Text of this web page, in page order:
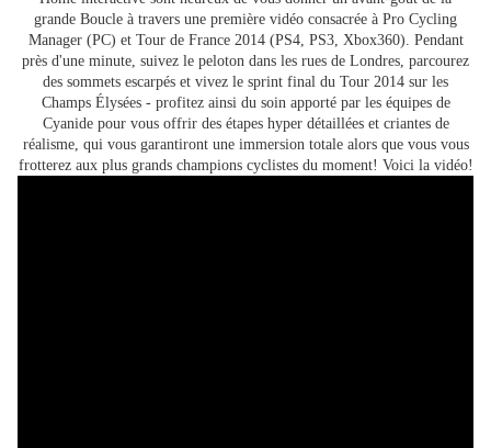
grande Boucle à travers une première vidéo consacrée à Pro Cycling
Manager (PC) et Tour de France 2014 (PS4, PS3, Xbox360). Pendant
près d'une minute, suivez le peloton dans les rues de Londres, parcourez
des sommets escarpés et vivez le sprint final du Tour 2014 sur les
Champs Élysées - profitez ainsi du soin apporté par les équipes de
Cyanide pour vous offrir des étapes hyper détaillées et criantes de
réalisme, qui vous garantiront une immersion totale alors que vous vous
frotterez aux plus grands champions cyclistes du moment! Voici la vidéo!